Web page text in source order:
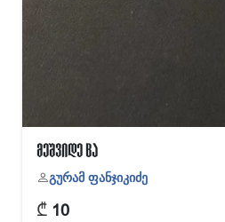
მეშვიდე ცა
გურამ ფანჯიკიძე
₾ 10